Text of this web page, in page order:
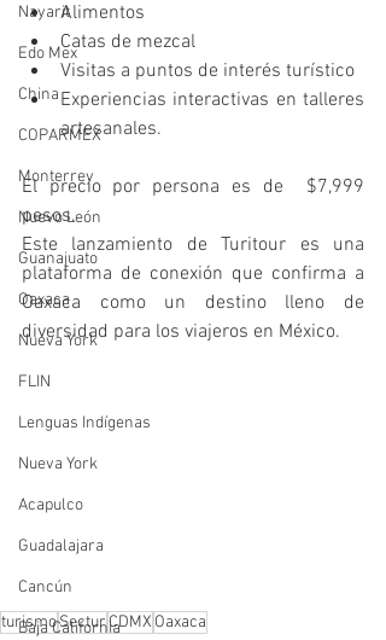
Nayarit
Edo Mex
China
COPARMEX
Monterrey
Nuevo León
Guanajuato
Oaxaca
Nueva York
FLIN
Lenguas Indígenas
Nueva York
Acapulco
Guadalajara
Cancún
Baja California
Alimentos
Catas de mezcal
Visitas a puntos de interés turístico
Experiencias interactivas en talleres
artesanales.
El precio por persona es de  $7,999
pesos.
Este lanzamiento de Turitour es una
plataforma de conexión que confirma a
Oaxaca como un destino lleno de
diversidad para los viajeros en México.
turismoSecturCDMX Oaxaca